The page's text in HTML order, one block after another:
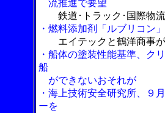
流推進で要望
鉄道･トラック･国際物
・燃料添加剤「ルブリコン
エイテックと鶴洋商事
・船体の塗装性能基準、ク
船
ができないおそれが
・海上技術安全研究所、９
ーを